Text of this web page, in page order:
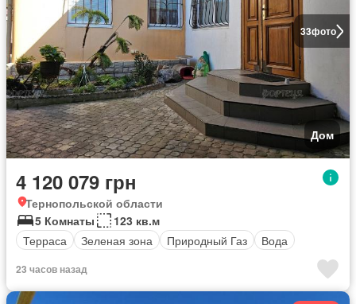
33фото
Дом
4 120 079 грн
Тернопольской области
5 Комнаты
123 кв.м
Терраса
Зеленая зона Природный Газ Вода
23 часов назад